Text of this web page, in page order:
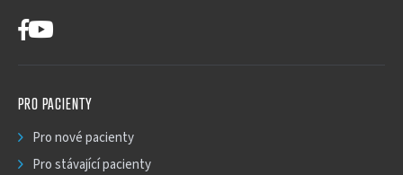
PRO PACIENTY
Pro nové pacienty
Pro stávající pacienty